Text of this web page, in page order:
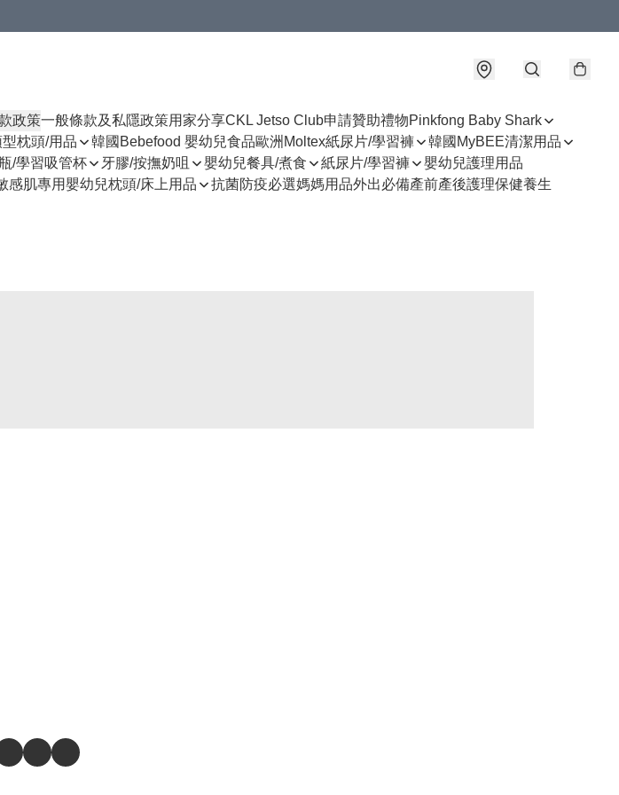
政策一般條款及私隱政策用家分享CKL Jetso Club申請贊助禮物Pinkfong Baby Shark
枕頭/用品 韓國Bebefood 嬰幼兒食品歐洲Moltex紙尿片/學習褲
韓國MyBEE清潔用品
/學習吸管杯 牙膠/按撫奶咀 嬰幼兒餐具/煮食 紙尿片/學習褲
嬰幼兒護理用品
感肌專用嬰幼兒枕頭/床上用品 抗菌防疫必選媽媽用品外出必備產前產後護理保健養生